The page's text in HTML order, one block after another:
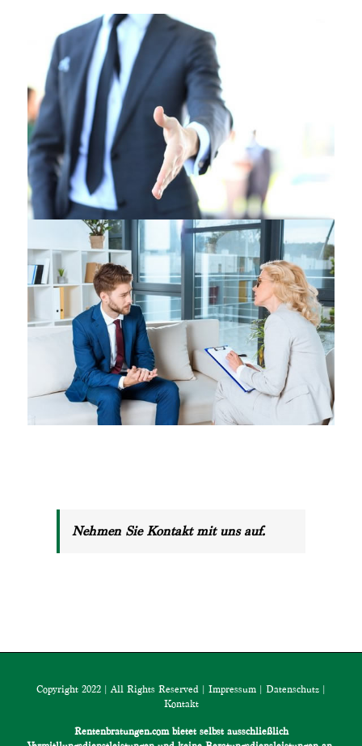
Nehmen Sie Kontakt mit uns auf.
Copyright 2022 | All Rights Reserved | Impressum | Datenschutz |
Kontakt
Rentenbratungen.com bietet selbst ausschließlich